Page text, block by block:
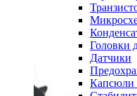
Головки
Датчики
Капсюли